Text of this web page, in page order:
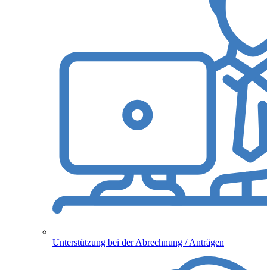
Unterstützung bei der Abrechnung / Anträgen